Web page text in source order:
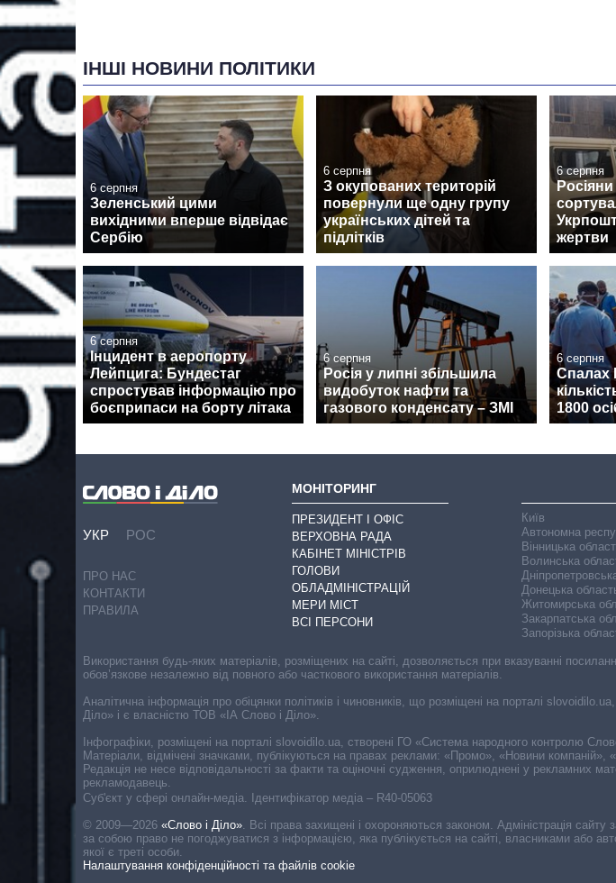
ІНШІ НОВИНИ ПОЛІТИКИ
6 серпня
Зеленський цими
вихідними вперше відвідає
Сербію
6 серпня
З окупованих територій
повернули ще одну групу
українських дітей та
підлітків
6 серпня
жертви
6 серпня
Інцидент в аеропорту
Лейпцига: Бундестаг
спростував інформацію про
боєприпаси на борту літака
6 серпня
Росія у липні збільшила
видобуток нафти та
газового конденсату – ЗМІ
6 серпня
Спалах
1800
УКР РОС
ПРО НАС
КОНТАКТИ
ПРАВИЛА
МОНІТОРИНГ
ПРЕЗИДЕНТ І ОФІС
ВЕРХОВНА РАДА
КАБІНЕТ МІНІСТРІВ
ГОЛОВИ
ОБЛАДМІНІСТРАЦІЙ
МЕРИ МІСТ
ВСІ ПЕРСОНИ
Київ
Автономна
Вінницька
Волинська
Донецька
Житомирська
Закарпатська
Запорізька
Cуб'єкт у сфері онлайн-медіа. Ідентифікатор медіа – R40-05063
© 2009—2026 «Слово і Діло»
Всі права захищені і охороняються законом. Адміністрація сайту
за собою право не погоджуватися з інформацією, яка публікується на сайті, власниками або
якої є треті особи.
Налаштування конфіденційності та файлів cookie
Використання будь-яких матеріалів, розміщених на сайті, дозволяється при вказуванні
обов’язкове незалежно від повного або часткового використання матеріалів.
Аналітична інформація про обіцянки політиків і чиновників, що розміщені на порталі
Діло» і є власністю ТОВ «ІА Слово і Діло».
Інфографіки, розміщені на порталі slovoidilo.ua, створені ГО «Система народного контролю
Матеріали, відмічені значками, публікуються на правах реклами: «Промо», «Новини компаній»,
Редакція не несе відповідальності за факти та оціночні судження, оприлюднені у рекламних
рекламодавець.